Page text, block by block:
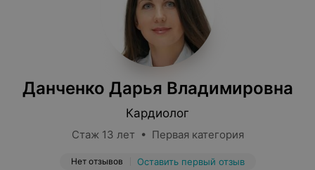
Данченко Дарья Владимировна
Кардиолог
Стаж 13 лет • Первая категория
Нет отзывов Оставить первый отзыв